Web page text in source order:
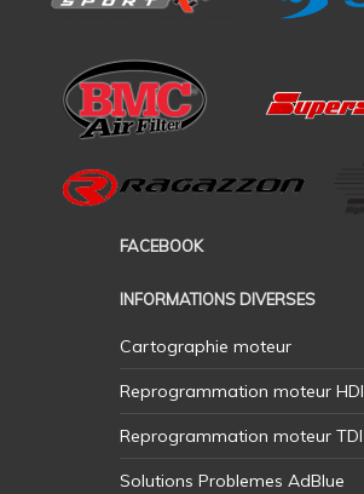
FACEBOOK
INFORMATIONS DIVERSES
Cartographie moteur
Reprogrammation moteur HDI
Reprogrammation moteur TDI
Solutions Problemes AdBlue